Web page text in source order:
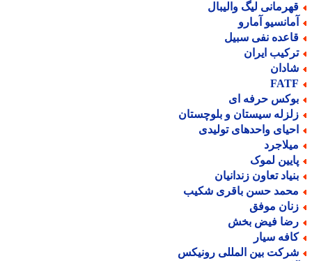
لیگ والیبال
آمارو
نفی سبیل
ایران
حرفه ای
سیستان و بلوچستان
واحدهای تولیدی
لموک
تعاون زندانیان
حسن باقری شکیب
موفق
فیض بخش
سیار
بین المللی رونیکس